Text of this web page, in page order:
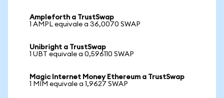
Ampleforth a TrustSwap
1 AMPL equivale a 36,0070 SWAP
Unibright a TrustSwap
1 UBT equivale a 0,596110 SWAP
Magic Internet Money Ethereum a TrustSwap
1 MIM equivale a 1,9627 SWAP